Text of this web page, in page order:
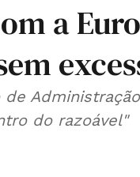
a
do razoável"